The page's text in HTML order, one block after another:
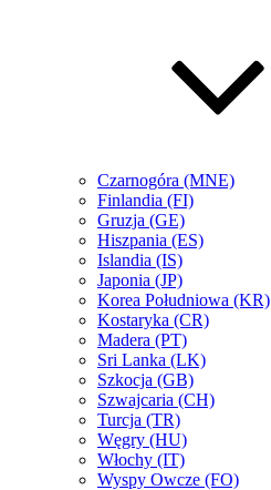
Czarnogóra (MNE)
Finlandia (FI)
Gruzja (GE)
Hiszpania (ES)
Islandia (IS)
Japonia (JP)
Korea Południowa (KR)
Kostaryka (CR)
Madera (PT)
Sri Lanka (LK)
Szkocja (GB)
Szwajcaria (CH)
Turcja (TR)
Węgry (HU)
Włochy (IT)
Wyspy Owcze (FO)